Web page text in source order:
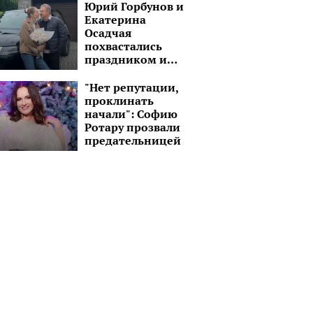
Юрий Горбунов и
Екатерина
Осадчая
похвастались
праздником и
черным авто:
"Завтра снова в
путь!"
"Нет репутации,
проклинать
начали": Софию
Ротару прозвали
предательницей